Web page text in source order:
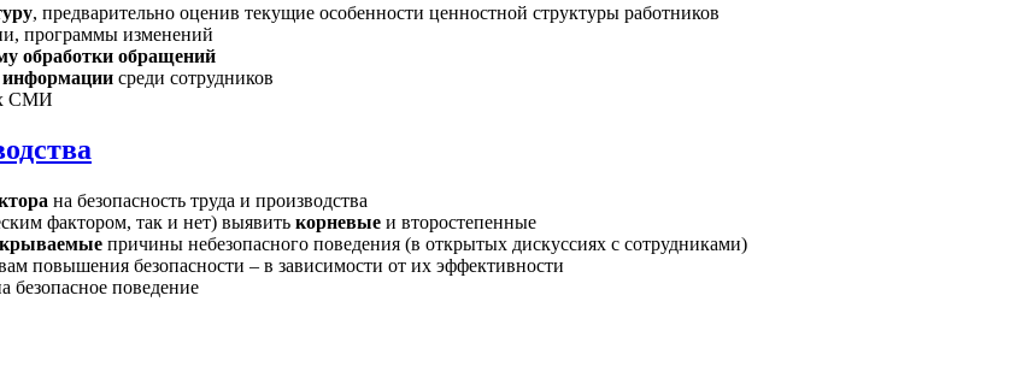
, предварительно оценив текущие особенности ценностной структуры работников
программы изменений
обработки обращений
информации среди сотрудников
СМИ
на безопасность труда и производства
фактором, так и нет) выявить корневые и второстепенные
причины небезопасного поведения (в открытых дискуссиях с сотрудниками)
повышения безопасности – в зависимости от их эффективности
поведение